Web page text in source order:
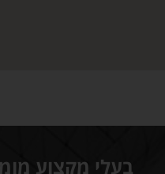
בעלי מקצוע